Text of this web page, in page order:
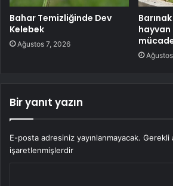
Bahar Temizliğinde Dev
Kelebek
Ağustos 7, 2026
hayvan
Bir yanıt yazın
E-posta adresiniz yayınlanmayacak. Gerekli
işaretlenmişlerdir